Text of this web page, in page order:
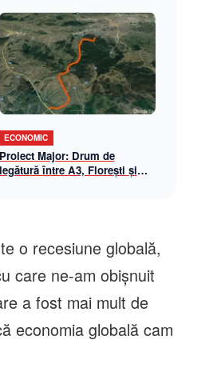
ECONOMIC
Proiect Major: Drum de
legătură între A3, Florești și
o recesiune globală,
care ne-am obişnuit
a fost mai mult de
economia globală cam